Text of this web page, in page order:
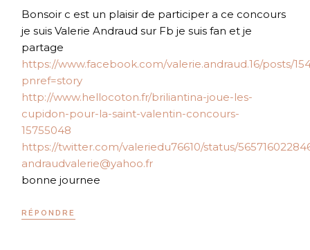
Bonsoir c est un plaisir de participer a ce concours
je suis Valerie Andraud sur Fb je suis fan et je
partage
https://www.facebook.com/valerie.andraud.16/posts/
pnref=story
http://www.hellocoton.fr/briliantina-joue-les-
cupidon-pour-la-saint-valentin-concours-
15755048
https://twitter.com/valeriedu76610/status/
andraudvalerie@yahoo.fr
bonne journee
RÉPONDRE